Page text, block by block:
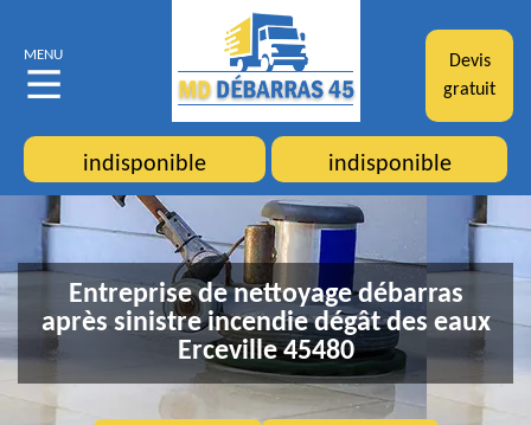
MENU
Devis
gratuit
indisponible indisponible
Entreprise de nettoyage débarras
après sinistre incendie dégât des eaux
Erceville 45480